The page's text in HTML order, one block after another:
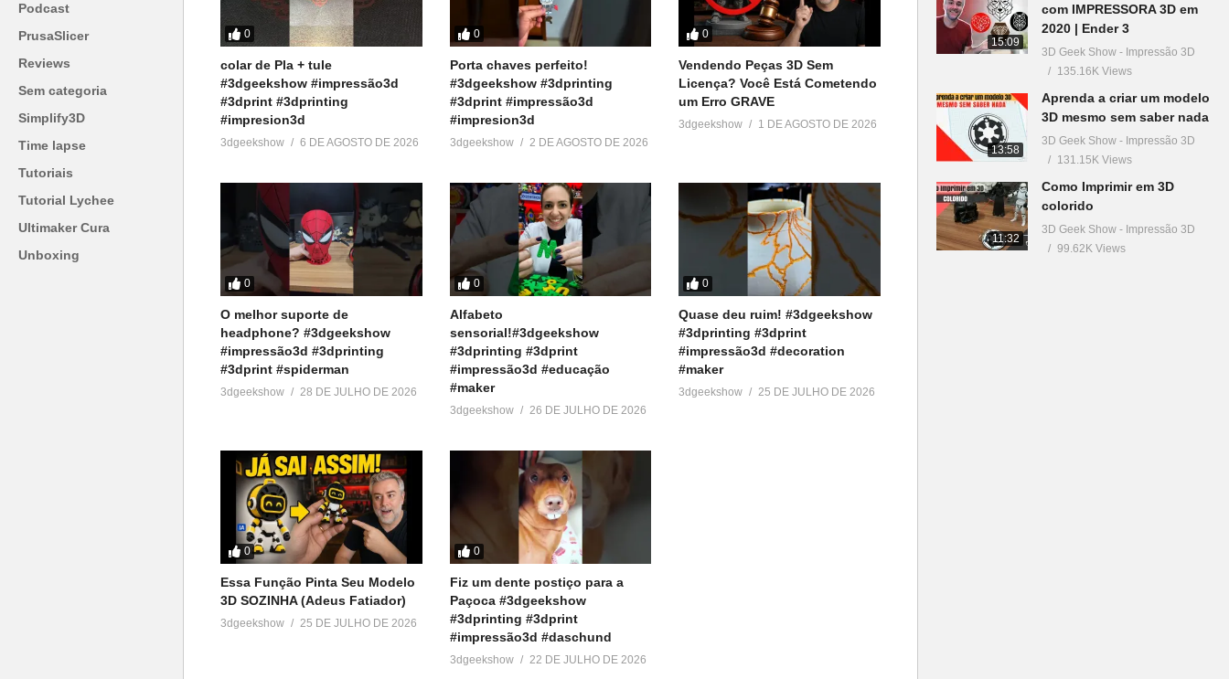
Podcast
PrusaSlicer
Reviews
Sem categoria
Simplify3D
Time lapse
Tutoriais
Tutorial Lychee
Ultimaker Cura
Unboxing
0
colar de Pla + tule
#3dgeekshow #impressão3d
#3dprint #3dprinting
#impresion3d
3dgeekshow 6 DE AGOSTO DE 2026
0
Porta chaves perfeito!
#3dgeekshow #3dprinting
#3dprint #impressão3d
#impresion3d
3dgeekshow 2 DE AGOSTO DE 2026
0
Vendendo Peças 3D Sem
Licença? Você Está Cometendo
um Erro GRAVE
3dgeekshow 1 DE AGOSTO DE 2026
0
O melhor suporte de
headphone? #3dgeekshow
#impressão3d #3dprinting
#3dprint #spiderman
3dgeekshow 28 DE JULHO DE 2026
0
Alfabeto
sensorial!#3dgeekshow
#3dprinting #3dprint
#impressão3d #educação
#maker
3dgeekshow 26 DE JULHO DE 2026
0
Quase deu ruim! #3dgeekshow
#3dprinting #3dprint
#impressão3d #decoration
#maker
3dgeekshow 25 DE JULHO DE 2026
0
Essa Função Pinta Seu Modelo
3D SOZINHA (Adeus Fatiador)
3dgeekshow 25 DE JULHO DE 2026
0
Fiz um dente postiço para a
Paçoca #3dgeekshow
#3dprinting #3dprint
#impressão3d #daschund
3dgeekshow 22 DE JULHO DE 2026
15:09
com IMPRESSORA 3D em
2020 | Ender 3
3D Geek Show - Impressão 3D
135.16K Views
13:58
Aprenda a criar um modelo
3D mesmo sem saber nada
3D Geek Show - Impressão 3D
131.15K Views
11:32
Como Imprimir em 3D
colorido
3D Geek Show - Impressão 3D
99.62K Views